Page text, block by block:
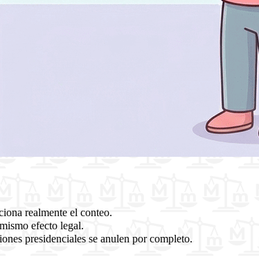
realmente el conteo.
efecto legal.
presidenciales se anulen por completo.